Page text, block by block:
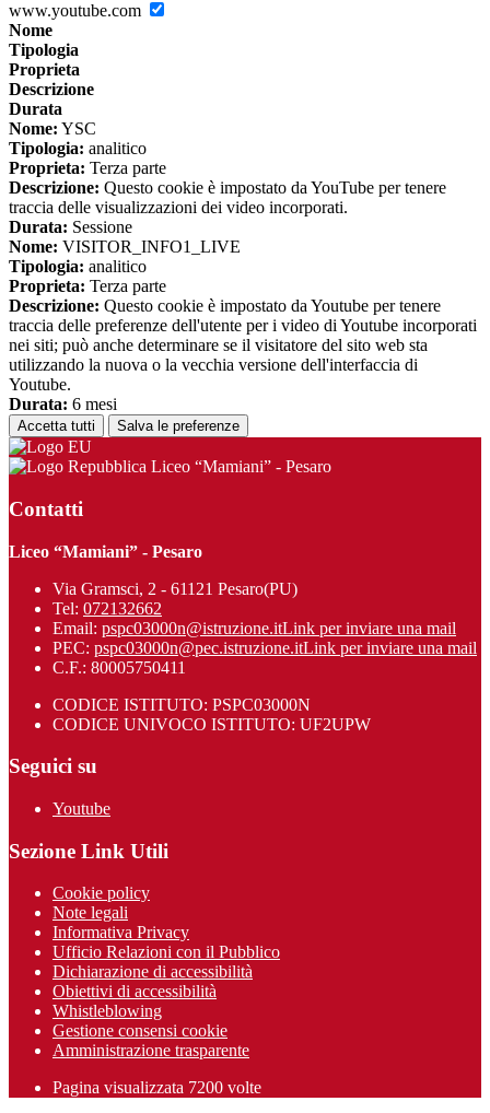
www.youtube.com
Nome
Tipologia
Proprieta
Descrizione
Durata
Nome: YSC
Tipologia: analitico
Proprieta: Terza parte
Descrizione: Questo cookie è impostato da YouTube per tenere
traccia delle visualizzazioni dei video incorporati.
Durata: Sessione
Nome: VISITOR_INFO1_LIVE
Tipologia: analitico
Proprieta: Terza parte
Descrizione: Questo cookie è impostato da Youtube per tenere
traccia delle preferenze dell'utente per i video di Youtube incorporati
nei siti; può anche determinare se il visitatore del sito web sta
utilizzando la nuova o la vecchia versione dell'interfaccia di
Youtube.
Durata: 6 mesi
Accetta tutti Salva le preferenze
Liceo “Mamiani” - Pesaro
Contatti
Liceo “Mamiani” - Pesaro
Via Gramsci, 2 - 61121 Pesaro(PU)
Tel: 072132662
Email: pspc03000n@istruzione.itLink per inviare una mail
PEC: pspc03000n@pec.istruzione.itLink per inviare una mail
C.F.: 80005750411
CODICE ISTITUTO: PSPC03000N
CODICE UNIVOCO ISTITUTO: UF2UPW
Seguici su
Youtube
Sezione Link Utili
Cookie policy
Note legali
Informativa Privacy
Ufficio Relazioni con il Pubblico
Dichiarazione di accessibilità
Obiettivi di accessibilità
Whistleblowing
Gestione consensi cookie
Amministrazione trasparente
Pagina visualizzata 7200 volte